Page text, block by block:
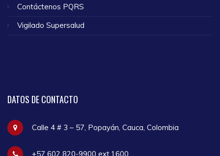
Contáctenos PQRS
Vigilado Supersalud
DATOS DE CONTACTO
Calle 4 # 3 – 57, Popayán, Cauca, Colombia
+57 602 820-9900 ext.1600